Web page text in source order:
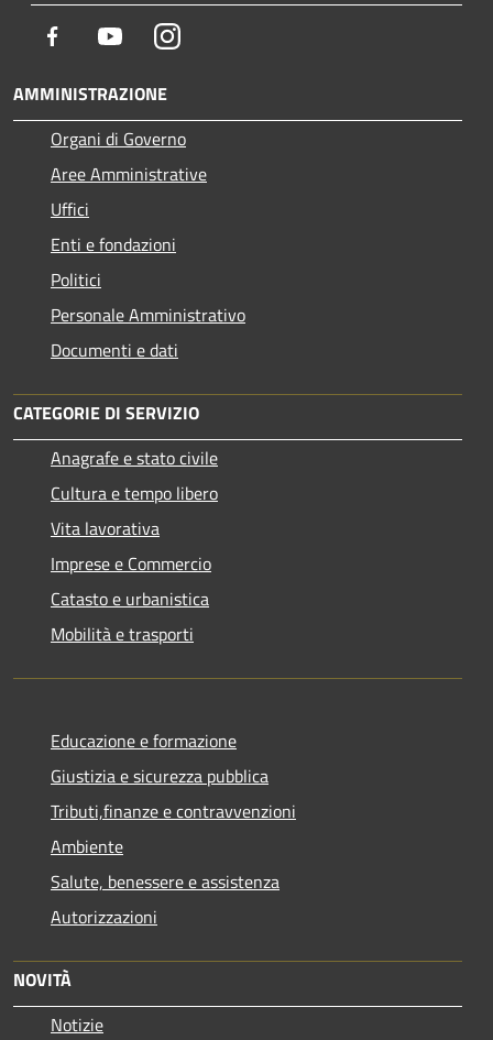
Facebook YoutubeInstagram
AMMINISTRAZIONE
Organi di Governo
Aree Amministrative
Uffici
Enti e fondazioni
Politici
Personale Amministrativo
Documenti e dati
CATEGORIE DI SERVIZIO
Anagrafe e stato civile
Cultura e tempo libero
Vita lavorativa
Imprese e Commercio
Catasto e urbanistica
Mobilità e trasporti
Educazione e formazione
Giustizia e sicurezza pubblica
Tributi,finanze e contravvenzioni
Ambiente
Salute, benessere e assistenza
Autorizzazioni
NOVITÀ
Notizie